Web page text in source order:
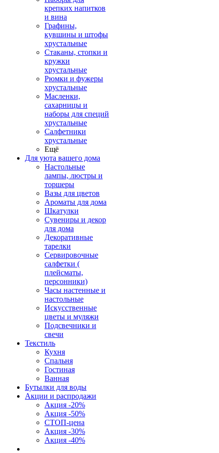
крепких напитков
и вина
Графины,
кувшины и штофы
хрустальные
Стаканы, стопки и
кружки
хрустальные
Рюмки и фужеры
хрустальные
Масленки,
сахарницы и
наборы для специй
хрустальные
Салфетники
хрустальные
Ещё
Для уюта вашего дома
Настольные
лампы, люстры и
торшеры
Вазы для цветов
Ароматы для дома
Шкатулки
Сувениры и декор
для дома
Декоративные
тарелки
Сервировочные
салфетки (
плейсматы,
персонники)
Часы настенные и
настольные
Искусственные
цветы и муляжи
Подсвечники и
свечи
Текстиль
Кухня
Спальня
Гостиная
Ванная
Бутылки для воды
Акции и распродажи
Акция -20%
Акция -50%
СТОП-цена
Акция -30%
Акция -40%